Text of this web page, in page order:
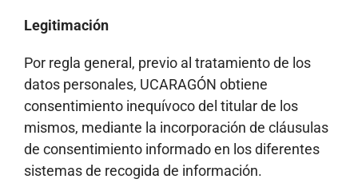
Legitimación
Por regla general, previo al tratamiento de los
datos personales, UCARAGÓN obtiene
consentimiento inequívoco del titular de los
mismos, mediante la incorporación de cláusulas
de consentimiento informado en los diferentes
sistemas de recogida de información.